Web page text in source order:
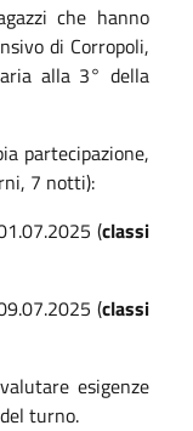
che hanno
di Corropoli,
alla 3° della
partecipazione,
7 notti):
(classi
(classi
esigenze
turno.